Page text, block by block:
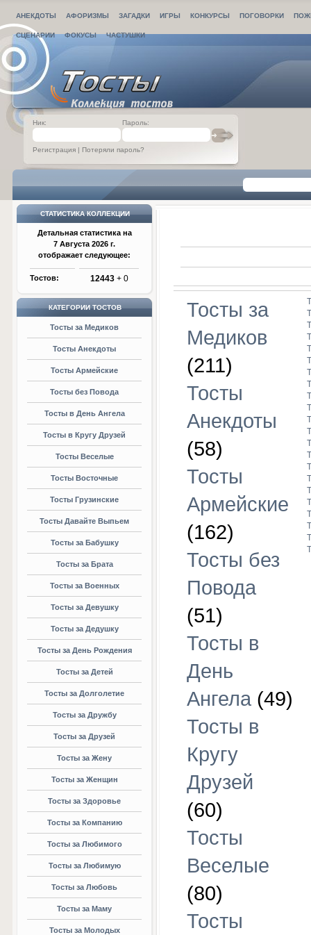
АНЕКДОТЫ АФОРИЗМЫ ЗАГАДКИ ИГРЫ КОНКУРСЫ ПОГОВОРКИ
СЦЕНАРИИ ФОКУСЫ ЧАСТУШКИ
Ник: Пароль:
Регистрация | Потеряли пароль?
СТАТИСТИКА КОЛЛЕКЦИИ
Детальная статистика на
7 Августа 2026 г.
отображает следующее:
Тостов: 12443 + 0
КАТЕГОРИИ ТОСТОВ
Тосты за Медиков
Тосты Анекдоты
Тосты Армейские
Тосты без Повода
Тосты в День Ангела
Тосты в Кругу Друзей
Тосты Веселые
Тосты Восточные
Тосты Грузинские
Тосты Давайте Выпьем
Тосты за Бабушку
Тосты за Брата
Тосты за Военных
Тосты за Девушку
Тосты за Дедушку
Тосты за День Рождения
Тосты за Детей
Тосты за Долголетие
Тосты за Дружбу
Тосты за Друзей
Тосты за Жену
Тосты за Женщин
Тосты за Здоровье
Тосты за Компанию
Тосты за Любимого
Тосты за Любимую
Тосты за Любовь
Тосты за Маму
Тосты за Молодых
Тосты за
Медиков
(211)
Тосты
Анекдоты
(58)
Тосты
Армейские
(162)
Тосты без
Повода
(51)
Тосты в
День
Ангела (49)
Тосты в
Кругу
Друзей
(60)
Тосты
Веселые
(80)
Тосты